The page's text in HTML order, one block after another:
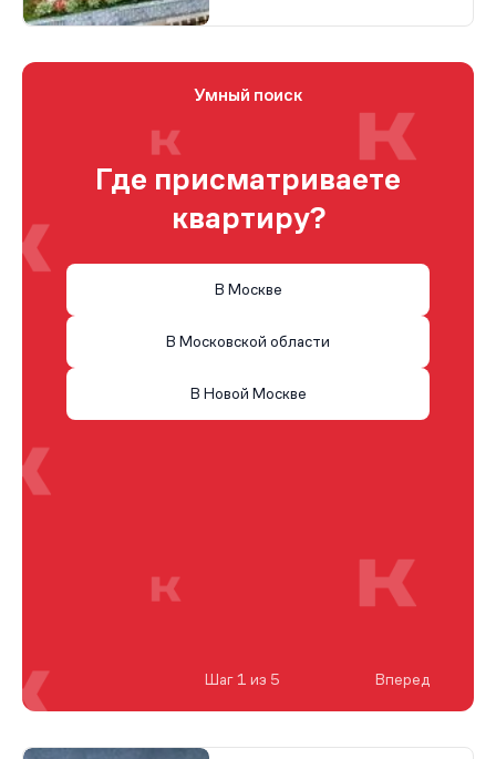
Умный поиск
Где присматриваете
квартиру?
В Москве
В Московской области
В Новой Москве
Шаг 1 из 5 Вперед